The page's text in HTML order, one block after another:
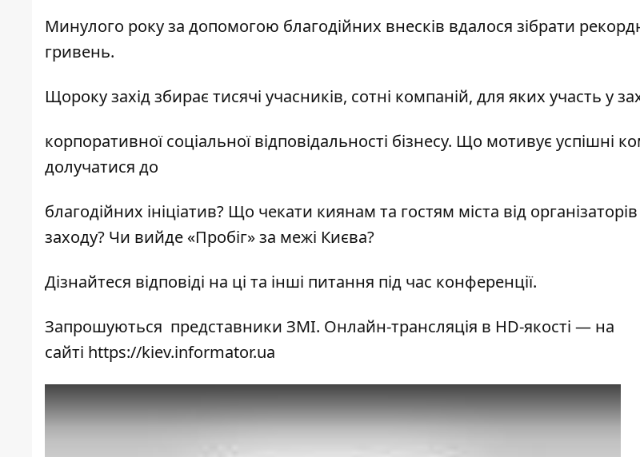
Минулого року за допомогою благодійних внесків вдалося зібрати
гривень.
Щороку захід збирає тисячі учасників, сотні компаній, для яких участь у
корпоративної соціальної відповідальності бізнесу. Що мотивує успішні
долучатися до
благодійних ініціатив? Що чекати киянам та гостям міста від
заходу? Чи вийде «Пробіг» за межі Києва?
Дізнайтеся відповіді на ці та інші питання під час конференції.
Запрошуються представники ЗМІ. Онлайн-трансляція в HD-якості — на
сайті https://kiev.informator.ua